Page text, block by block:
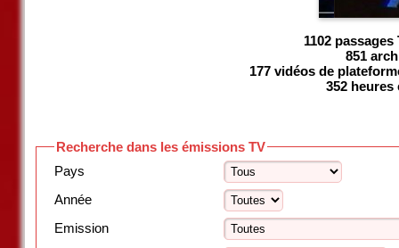
1102
851
177 vidéos de
352 heures
Recherche dans les émissions TV
Pays
Année
Emission